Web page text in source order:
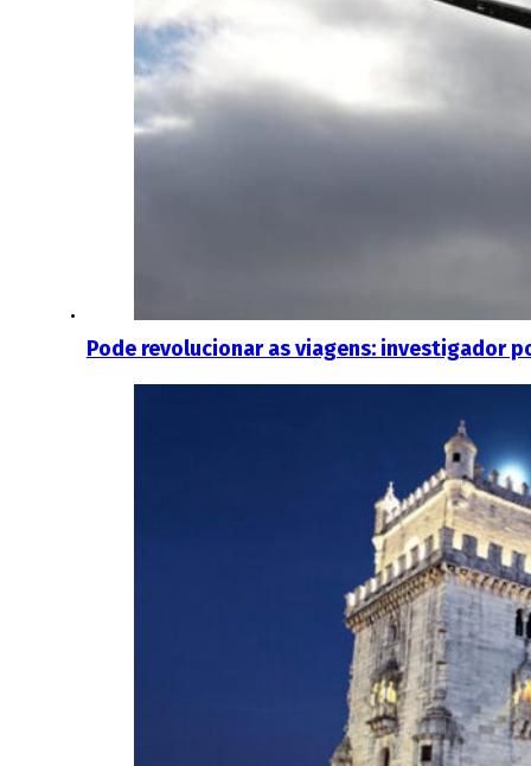
Pode revolucionar as viagens: investigador